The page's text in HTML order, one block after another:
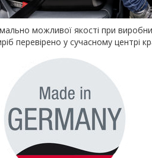
можливої якості при
перевірено у сучасному центрі